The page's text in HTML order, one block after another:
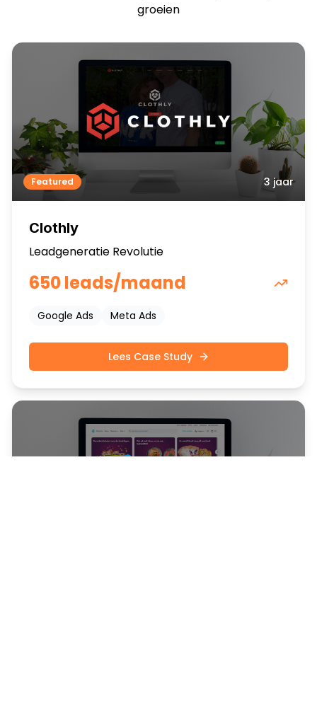
groeien
Featured 3 jaar
Clothly
Leadgeneratie Revolutie
650 leads/maand
Google Ads Meta Ads
Lees Case Study